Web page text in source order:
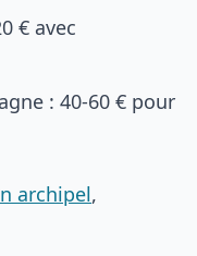
€ avec
: 40-60 € pour
archipel,